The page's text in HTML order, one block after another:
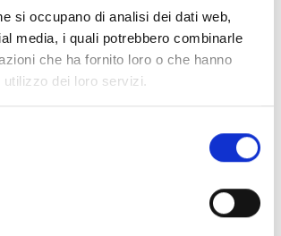
si occupano di analisi dei dati web,
media, i quali potrebbero combinarle
che ha fornito loro o che hanno
dei loro servizi.
/ Mensa
superamento della disabilità